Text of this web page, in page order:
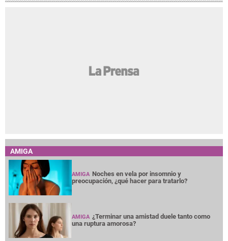
AMIGA
AMIGA Noches en vela por insomnio y
preocupación, ¿qué hacer para tratarlo?
AMIGA ¿Terminar una amistad duele tanto como
una ruptura amorosa?